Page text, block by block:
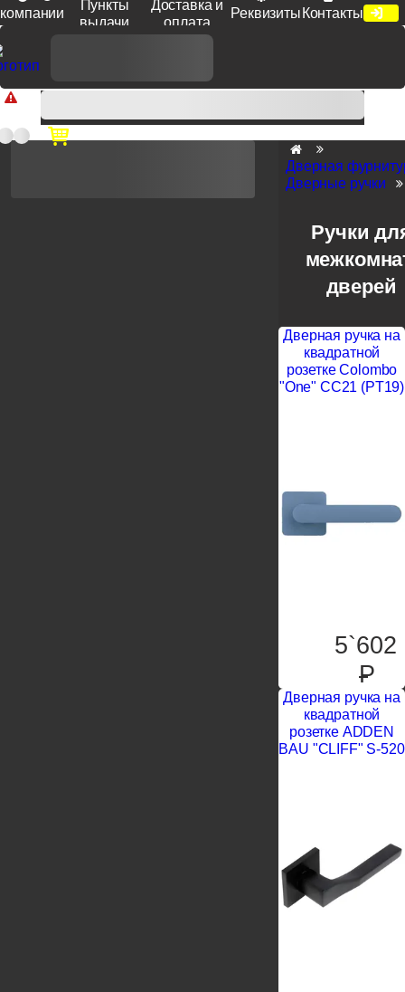
компании
Пункты
выдачи
Доставка и
оплата
Реквизиты Контакты
Доп. скидка от цен на сайте 7% при заказе от 50 тыс. руб
продукции Venezia, Fratelli, Tupai, Extreza, Melodia, Forme при
оплате по счету.
Дверная
Дверные ручки
Ручки
дверей
Дверная ручка на
квадратной
розетке Colombo
"One" CC21 (PT19)
5`602
P
Дверная ручка на
квадратной
розетке ADDEN
BAU "CLIFF" S-520